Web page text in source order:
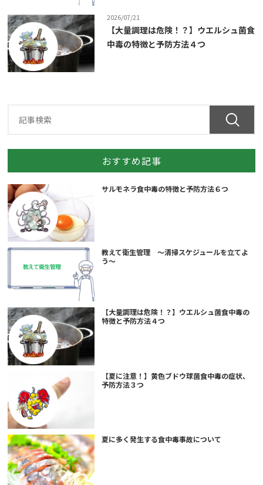
2026/07/21
【大量調理は危険！？】ウエルシュ菌食
中毒の特徴と予防方法４つ
おすすめ記事
サルモネラ食中毒の特徴と予防方法６つ
教えて衛生管理 ～清掃スケジュールを立てよ
う～
【大量調理は危険！？】ウエルシュ菌食中毒の
特徴と予防方法４つ
【夏に注意！】黄色ブドウ球菌食中毒の症状、
予防方法３つ
夏に多く発生する食中毒事故について